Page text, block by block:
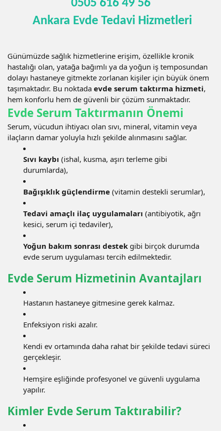
0505 616 49 56
Ankara Evde Tedavi Hizmetleri
Günümüzde sağlık hizmetlerine erişim, özellikle kronik
hastalığı olan, yatağa bağımlı ya da yoğun iş temposundan
dolayı hastaneye gitmekte zorlanan kişiler için büyük önem
taşımaktadır. Bu noktada evde serum taktırma hizmeti,
hem konforlu hem de güvenli bir çözüm sunmaktadır.
Evde Serum Taktırmanın Önemi
Serum, vücudun ihtiyacı olan sıvı, mineral, vitamin veya
ilaçların damar yoluyla hızlı şekilde alınmasını sağlar.
Sıvı kaybı (ishal, kusma, aşırı terleme gibi
durumlarda),
Bağışıklık güçlendirme (vitamin destekli serumlar),
Tedavi amaçlı ilaç uygulamaları (antibiyotik, ağrı
kesici, serum içi tedaviler),
Yoğun bakım sonrası destek gibi birçok durumda
evde serum uygulaması tercih edilmektedir.
Evde Serum Hizmetinin Avantajları
Hastanın hastaneye gitmesine gerek kalmaz.
Enfeksiyon riski azalır.
Kendi ev ortamında daha rahat bir şekilde tedavi süreci
gerçekleşir.
Hemşire eşliğinde profesyonel ve güvenli uygulama
yapılır.
Kimler Evde Serum Taktırabilir?